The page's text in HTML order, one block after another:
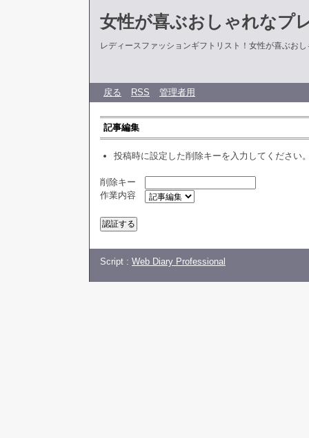
女性が喜ぶおしゃれなプ
レディースファッションギフトリスト！女性が喜ぶお
戻る RSS 管理者用
記事編集
投稿時に設定した削除キーを入力してください
削除キー
作業内容
Script : Web Diary Professional